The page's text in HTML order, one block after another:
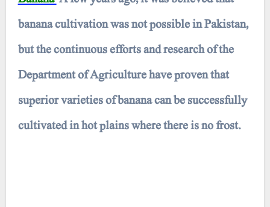
banana cultivation was not possible in Pakistan,
but the continuous efforts and research of the
Department of Agriculture have proven that
superior varieties of banana can be successfully
cultivated in hot plains where there is no frost.